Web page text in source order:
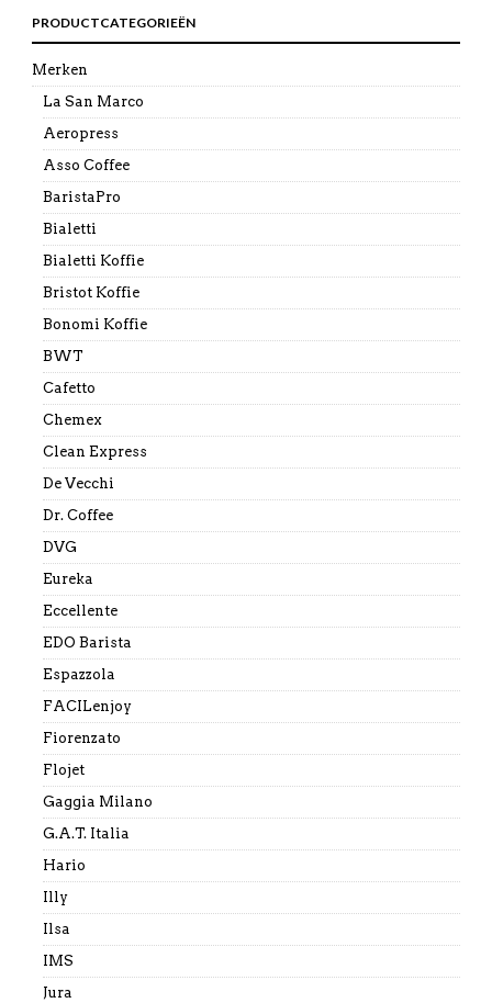
PRODUCTCATEGORIEËN
Merken
La San Marco
Aeropress
Asso Coffee
BaristaPro
Bialetti
Bialetti Koffie
Bristot Koffie
Bonomi Koffie
BWT
Cafetto
Chemex
Clean Express
De Vecchi
Dr. Coffee
DVG
Eureka
Eccellente
EDO Barista
Espazzola
FACILenjoy
Fiorenzato
Flojet
Gaggia Milano
G.A.T. Italia
Hario
Illy
Ilsa
IMS
Jura